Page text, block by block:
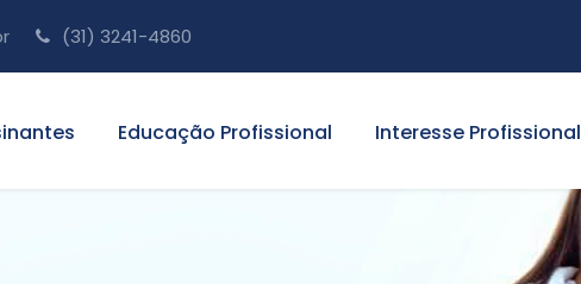
(31) 3241-4860
Educação Profissional Interesse Profissional